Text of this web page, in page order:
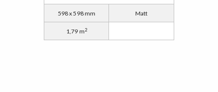
598 x 598 mm Matt
1,79 m2